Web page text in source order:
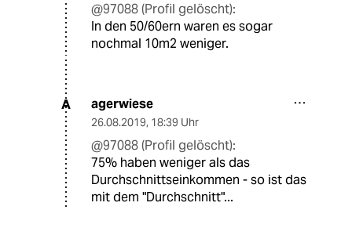
@97088 (Profil gelöscht):
In den 50/60ern waren es sogar
nochmal 10m2 weniger.
A agerwiese
26.08.2019, 18:39 Uhr
@97088 (Profil gelöscht):
75% haben weniger als das
Durchschnittseinkommen - so ist das
mit dem "Durchschnitt"...